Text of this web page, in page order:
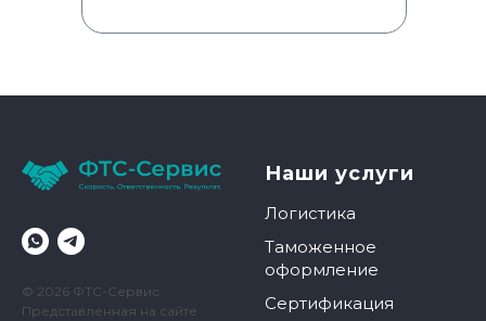
© 2026 ФТС-Сервис
Представленная на сайте
Наши услуги
Логистика
Таможенное
оформление
Сертификация